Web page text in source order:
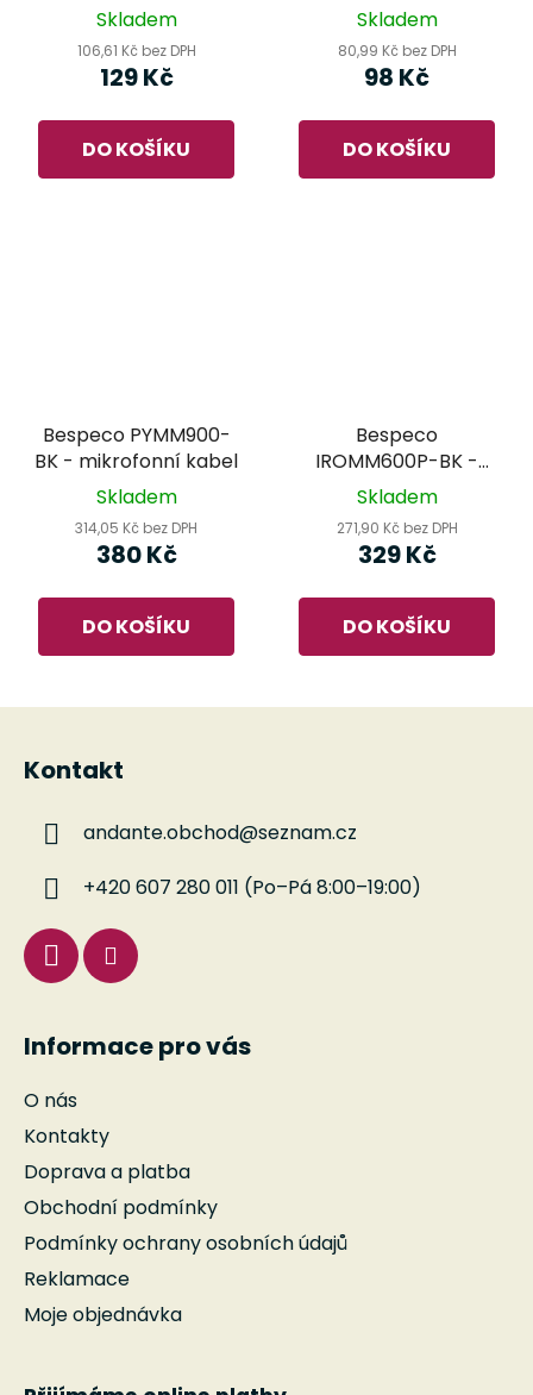
Skladem
106,61 Kč bez DPH
129 Kč
DO KOŠÍKU
Skladem
80,99 Kč bez DPH
98 Kč
DO KOŠÍKU
Bespeco PYMM900-
BK - mikrofonní kabel
Skladem
314,05 Kč bez DPH
380 Kč
DO KOŠÍKU
Bespeco
IROMM600P-BK -
mikrofonní kabel
Skladem
271,90 Kč bez DPH
329 Kč
DO KOŠÍKU
Kontakt
andante.obchod@seznam.cz
+420 607 280 011 (Po–Pá 8:00–19:00)
Informace pro vás
O nás
Kontakty
Doprava a platba
Obchodní podmínky
Podmínky ochrany osobních údajů
Reklamace
Moje objednávka